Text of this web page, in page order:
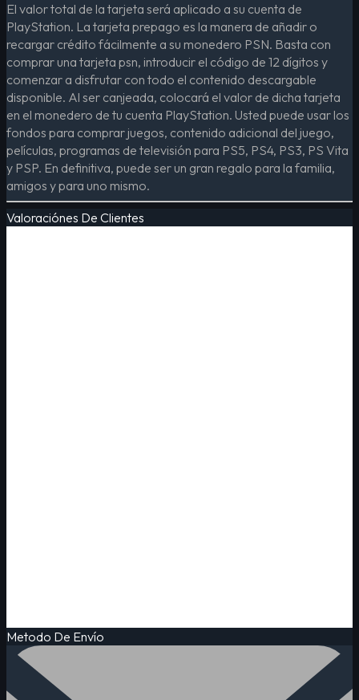
El valor total de la tarjeta será aplicado a su cuenta de
PlayStation. La tarjeta prepago es la manera de añadir o
recargar crédito fácilmente a su monedero PSN. Basta con
comprar una tarjeta psn, introducir el código de 12 dígitos y
comenzar a disfrutar con todo el contenido descargable
disponible. Al ser canjeada, colocará el valor de dicha tarjeta
en el monedero de tu cuenta PlayStation. Usted puede usar los
fondos para comprar juegos, contenido adicional del juego,
películas, programas de televisión para PS5, PS4, PS3, PS Vita
y PSP. En definitiva, puede ser un gran regalo para la familia,
amigos y para uno mismo.
Valoraciónes De Clientes
Metodo De Envío